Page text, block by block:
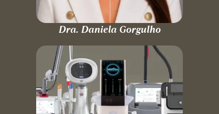
Dra. Daniela Gorgulho